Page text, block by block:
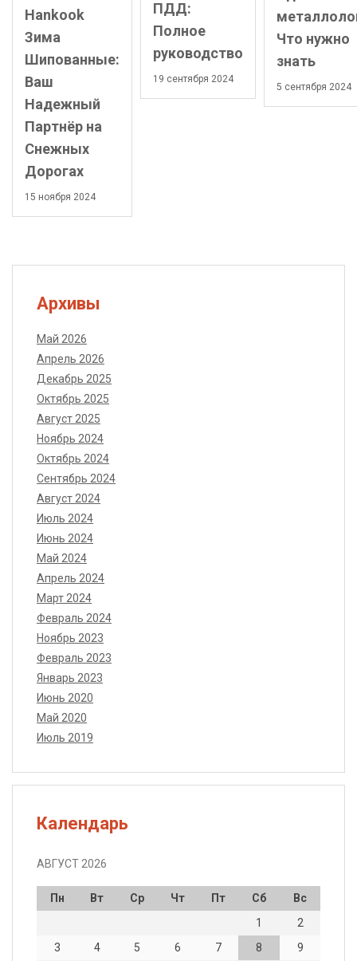
Hankook
Зима
Шипованные:
Ваш
Надежный
Партнёр на
Снежных
Дорогах
15 ноября 2024
ПДД:
Полное
руководство
19 сентября 2024
Что нужно
знать
5 сентября 2024
Архивы
Май 2026
Апрель 2026
Декабрь 2025
Октябрь 2025
Август 2025
Ноябрь 2024
Октябрь 2024
Сентябрь 2024
Август 2024
Июль 2024
Июнь 2024
Май 2024
Апрель 2024
Март 2024
Февраль 2024
Ноябрь 2023
Февраль 2023
Январь 2023
Июнь 2020
Май 2020
Июль 2019
Календарь
АВГУСТ 2026
Пн Вт Ср Чт Пт Сб
Вс
1
2
3
4 5 6 7 8
9